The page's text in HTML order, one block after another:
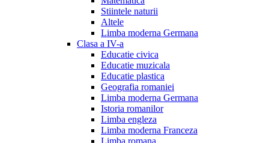
Stiintele naturii
Altele
Limba moderna Germana
Clasa a IV-a
Educatie civica
Educatie muzicala
Educatie plastica
Geografia romaniei
Limba moderna Germana
Istoria romanilor
Limba engleza
Limba moderna Franceza